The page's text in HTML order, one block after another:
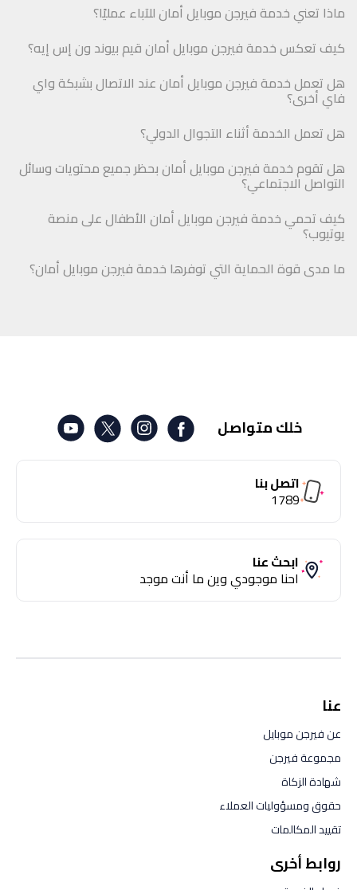
ماذا تعني خدمة فيرجن موبايل أمان للآباء عمليًا؟
كيف تعكس خدمة فيرجن موبايل أمان قيم بيوند ون إس إيه؟
هل تعمل خدمة فيرجن موبايل أمان عند الاتصال بشبكة واي
فاي أخرى؟
هل تعمل الخدمة أثناء التجوال الدولي؟
هل تقوم خدمة فيرجن موبايل أمان بحظر جميع محتويات وسائل
التواصل الاجتماعي؟
كيف تحمي خدمة فيرجن موبايل أمان الأطفال على منصة
يوتيوب؟
ما مدى قوة الحماية التي توفرها خدمة فيرجن موبايل أمان؟
خلك متواصل
اتصل بنا
1789
ابحث عنا
احنا موجودي وين ما أنت موجد
عنا
عن فيرجن موبايل
مجموعة فيرجن
شهادة الزكاة
حقوق ومسؤوليات العملاء
تقييد المكالمات
روابط أخرى